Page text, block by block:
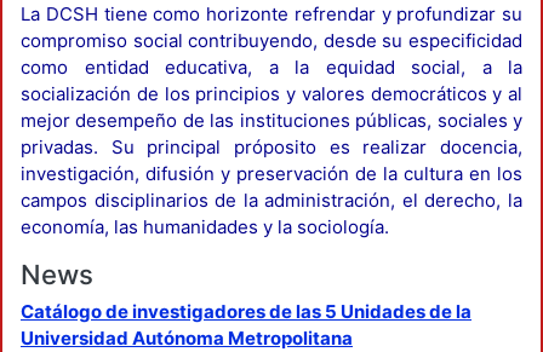
La DCSH tiene como horizonte refrendar y profundizar su
compromiso social contribuyendo, desde su especificidad
como entidad educativa, a la equidad social, a la
socialización de los principios y valores democráticos y al
mejor desempeño de las instituciones públicas, sociales y
privadas. Su principal próposito es realizar docencia,
investigación, difusión y preservación de la cultura en los
campos disciplinarios de la administración, el derecho, la
economía, las humanidades y la sociología.
News
Catálogo de investigadores de las 5 Unidades de la
Universidad Autónoma Metropolitana